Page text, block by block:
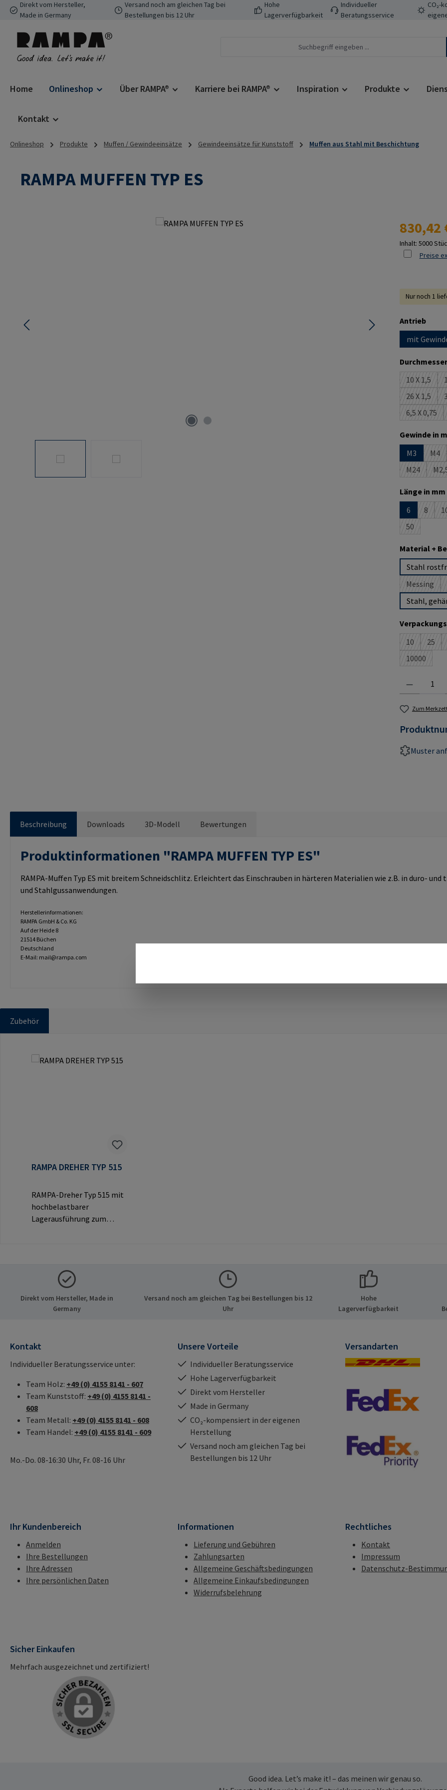
Hauptinhalt springen
Zur Suche springen
Zur Hauptnavigation springen
Direkt vom Hersteller,
Made in Germany
Versand noch am gleichen Tag bei
Bestellungen bis 12 Uhr
Hohe
Lagerverfügbarkeit
Individueller
Beratungsservice
CO₂-
Home Onlineshop Über RAMPA® Karriere bei RAMPA® Inspiration Produkte
Kontakt
Onlineshop Produkte Muffen / Gewindeeinsätze Gewindeeinsätze für Kunststoff Muffen aus Stahl mit Beschichtung
RAMPA MUFFEN TYP ES
Regulärer
830,42
Inhalt: 5000
Preise
Nur noch 1
Antrieb
mit
10 X 1,5
(Diese
26 X 1,5
(Diese
6,5 X 0,75
(Diese
Gewinde in
M3
M4
M24
(Diese
Länge in mm
6
8
(Diese
50
(Diese
Material +
Stahl
Messing
(Diese
Stahl,
10
(Diese
25
10000
(Diese
Zum
Muster
Beschreibung Downloads 3D-Modell Bewertungen
Produktinformationen "RAMPA MUFFEN TYP ES"
RAMPA-Muffen Typ ES mit breitem Schneidschlitz. Erleichtert das Einschrauben in härteren Materialien wie z.B. in duro-
und Stahlgussanwendungen.
Herstellerinformationen:
RAMPA GmbH & Co. KG
Auf der Heide 8
21514 Büchen
Deutschland
E-Mail: mail@rampa.com
Zubehör
RAMPA DREHER TYP 515
RAMPA-Dreher Typ 515 mit
hochbelastbarer
Lagerausführung zum
RAMPA-Muffen zu
verwenden.Herstellerinfor
mationen: RAMPA GmbH &
Co. KG Auf der Heide 8 21514
Direkt vom Hersteller, Made in
Germany
Versand noch am gleichen Tag bei Bestellungen bis 12
Uhr
Hohe
Lagerverfügbarkeit
Kontakt
Individueller Beratungsservice unter:
Team Holz: +49 (0) 4155 8141 - 607
Team Kunststoff: +49 (0) 4155 8141 -
608
Team Metall: +49 (0) 4155 8141 - 608
Team Handel: +49 (0) 4155 8141 - 609
Mo.-Do. 08-16:30 Uhr, Fr. 08-16 Uhr
Unsere Vorteile
Individueller Beratungsservice
Hohe Lagerverfügbarkeit
Direkt vom Hersteller
Made in Germany
CO₂-kompensiert in der eigenen
Herstellung
Versand noch am gleichen Tag bei
Bestellungen bis 12 Uhr
Versandarten
Ihr Kundenbereich
Anmelden
Ihre Bestellungen
Ihre Adressen
Ihre persönlichen Daten
Informationen
Lieferung und Gebühren
Zahlungsarten
Allgemeine Geschäftsbedingungen
Allgemeine Einkaufsbedingungen
Widerrufsbelehrung
Rechtliches
Kontakt
Impressum
Datenschutz-
Sicher Einkaufen
Mehrfach ausgezeichnet und zertifiziert!
Good idea. Let’s make it! – das meinen wir genau so.